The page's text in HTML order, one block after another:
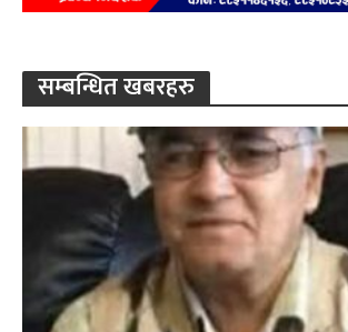
सम्बन्धित खबरहरु